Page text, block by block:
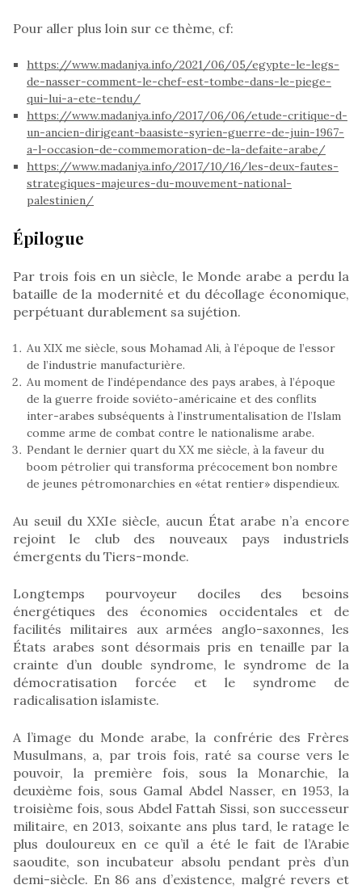
Pour aller plus loin sur ce thème, cf:
https://www.madaniya.info/2021/06/05/egypte-le-legs-
de-nasser-comment-le-chef-est-tombe-dans-le-piege-
qui-lui-a-ete-tendu/
https://www.madaniya.info/2017/06/06/etude-critique-d-
un-ancien-dirigeant-baasiste-syrien-guerre-de-juin-1967-
a-l-occasion-de-commemoration-de-la-defaite-arabe/
https://www.madaniya.info/2017/10/16/les-deux-fautes-
strategiques-majeures-du-mouvement-national-
palestinien/
Épilogue
Par trois fois en un siècle, le Monde arabe a perdu la
bataille de la modernité et du décollage économique,
perpétuant durablement sa sujétion.
Au XIX me siècle, sous Mohamad Ali, à l’époque de l’essor
de l’industrie manufacturière.
Au moment de l’indépendance des pays arabes, à l’époque
de la guerre froide soviéto-américaine et des conflits
inter-arabes subséquents à l’instrumentalisation de l’Islam
comme arme de combat contre le nationalisme arabe.
Pendant le dernier quart du XX me siècle, à la faveur du
boom pétrolier qui transforma précocement bon nombre
de jeunes pétromonarchies en «état rentier» dispendieux.
Au seuil du XXIe siècle, aucun État arabe n’a encore
rejoint le club des nouveaux pays industriels
émergents du Tiers-monde.
Longtemps pourvoyeur dociles des besoins
énergétiques des économies occidentales et de
facilités militaires aux armées anglo-saxonnes, les
États arabes sont désormais pris en tenaille par la
crainte d’un double syndrome, le syndrome de la
démocratisation forcée et le syndrome de
radicalisation islamiste.
A l’image du Monde arabe, la confrérie des Frères
Musulmans, a, par trois fois, raté sa course vers le
pouvoir, la première fois, sous la Monarchie, la
deuxième fois, sous Gamal Abdel Nasser, en 1953, la
troisième fois, sous Abdel Fattah Sissi, son successeur
militaire, en 2013, soixante ans plus tard, le ratage le
plus douloureux en ce qu’il a été le fait de l’Arabie
saoudite, son incubateur absolu pendant près d’un
demi-siècle. En 86 ans d’existence, malgré revers et